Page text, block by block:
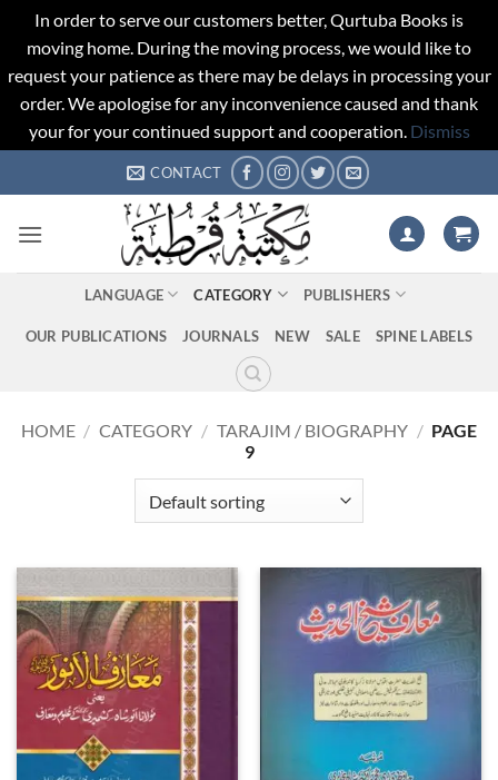
In order to serve our customers better, Qurtuba Books is
moving home. During the moving process, we would like to
request your patience as there may be delays in processing your
order. We apologise for any inconvenience caused and thank
your for your continued support and cooperation. Dismiss
to
CONTACT
LANGUAGE CATEGORY PUBLISHERS
OUR PUBLICATIONS JOURNALS NEW SALE SPINE LABELS
HOME / CATEGORY / TARAJIM / BIOGRAPHY / PAGE
9